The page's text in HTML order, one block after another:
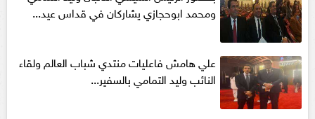
ومحمد ابوحجازي يشاركان في قداس عيد...
علي هامش فاعليات منتدي شباب العالم ولقاء
النائب وليد التمامي بالسفير...